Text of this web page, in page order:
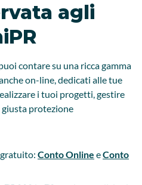
agli
contare su una ricca gamma
on-line, dedicati alle tue
i tuoi progetti, gestire
protezione
Conto Online eConto